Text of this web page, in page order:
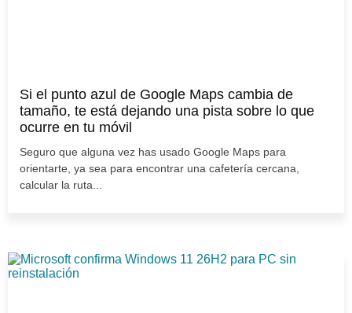
Si el punto azul de Google Maps cambia de
tamaño, te está dejando una pista sobre lo que
ocurre en tu móvil
Seguro que alguna vez has usado Google Maps para
orientarte, ya sea para encontrar una cafetería cercana,
calcular la ruta...